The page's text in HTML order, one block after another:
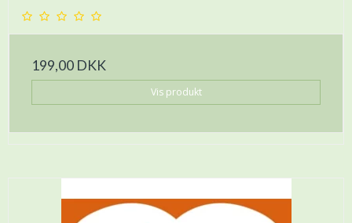
199,00 DKK
Vis produkt